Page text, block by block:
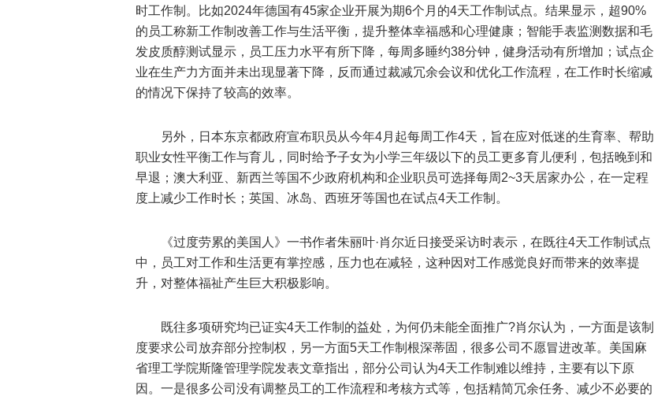
时工作制。比如2024年德国有45家企业开展为期6个月的4天工作制试点。结果显示，超90%
的员工称新工作制改善工作与生活平衡，提升整体幸福感和心理健康；智能手表监测数据和毛
发皮质醇测试显示，员工压力水平有所下降，每周多睡约38分钟，健身活动有所增加；试点企
业在生产力方面并未出现显著下降，反而通过裁减冗余会议和优化工作流程，在工作时长缩减
的情况下保持了较高的效率。
另外，日本东京都政府宣布职员从今年4月起每周工作4天，旨在应对低迷的生育率、帮助
职业女性平衡工作与育儿，同时给予子女为小学三年级以下的员工更多育儿便利，包括晚到和
早退；澳大利亚、新西兰等国不少政府机构和企业职员可选择每周2~3天居家办公，在一定程
度上减少工作时长；英国、冰岛、西班牙等国也在试点4天工作制。
《过度劳累的美国人》一书作者朱丽叶·肖尔近日接受采访时表示，在既往4天工作制试点
中，员工对工作和生活更有掌控感，压力也在减轻，这种因对工作感觉良好而带来的效率提
升，对整体福祉产生巨大积极影响。
既往多项研究均已证实4天工作制的益处，为何仍未能全面推广?肖尔认为，一方面是该制
度要求公司放弃部分控制权，另一方面5天工作制根深蒂固，很多公司不愿冒进改革。美国麻
省理工学院斯隆管理学院发表文章指出，部分公司认为4天工作制难以维持，主要有以下原
因。一是很多公司没有调整员工的工作流程和考核方式等，包括精简冗余任务、减少不必要的